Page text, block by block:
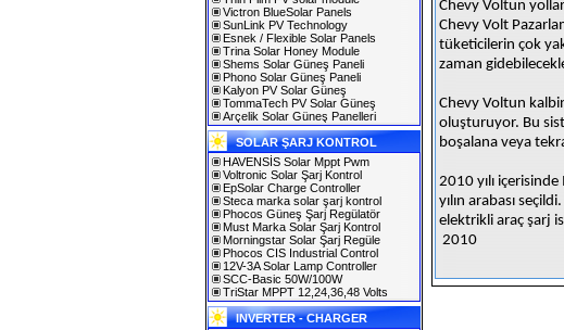
Victron BlueSolar Panels
SunLink PV Technology
Esnek / Flexible Solar Panels
Trina Solar Honey Module
Shems Solar Güneş Paneli
Phono Solar Güneş Paneli
Kalyon PV Solar Güneş
TommaTech PV Solar Güneş
Arçelik Solar Güneş Panelleri
SOLAR ŞARJ KONTROL
HAVENSİS Solar Mppt Pwm
Voltronic Solar Şarj Kontrol
EpSolar Charge Controller
Steca marka solar şarj kontrol
Phocos Güneş Şarj Regülatör
Must Marka Solar Şarj Kontrol
Morningstar Solar Şarj Regüle
Phocos CIS Industrial Control
12V-3A Solar Lamp Controller
SCC-Basic 50W/100W
TriStar MPPT 12,24,36,48 Volts
INVERTER - CHARGER
Chevy Voltun
Chevy Volt
tüketicilerin çok
zaman
Chevy Voltun
oluşturuyor. Bu
boşalana veya
2010 yılı
yılın arabası
elektrikli araç şarj
2010